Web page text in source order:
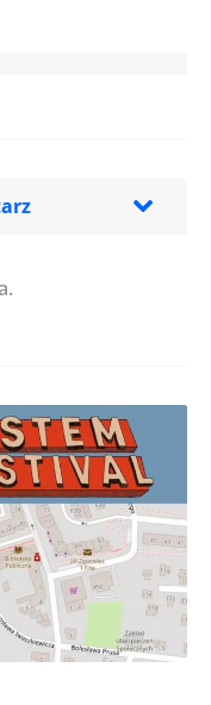
podczas